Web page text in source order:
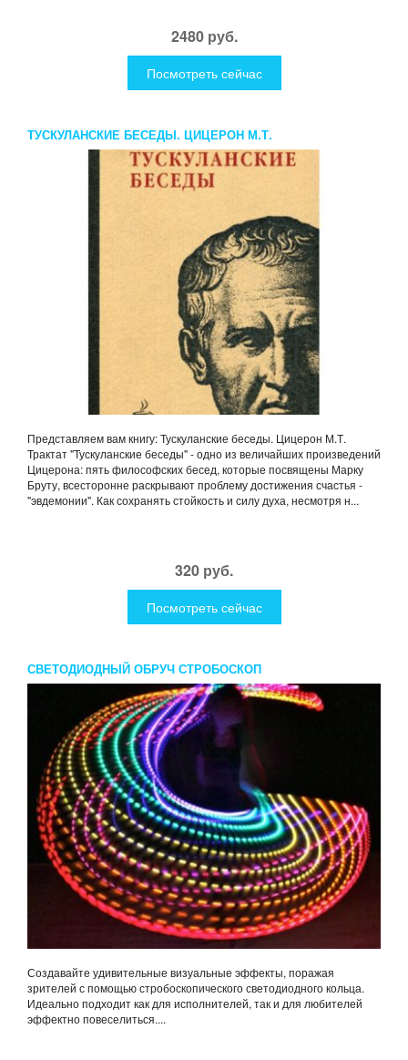
2480 руб.
Посмотреть сейчас
ТУСКУЛАНСКИЕ БЕСЕДЫ. ЦИЦЕРОН М.Т.
Представляем вам книгу: Тускуланские беседы. Цицерон М.Т.
Трактат "Тускуланские беседы" - одно из величайших произведений
Цицерона: пять философских бесед, которые посвящены Марку
Бруту, всесторонне раскрывают проблему достижения счастья -
"эвдемонии". Как сохранять стойкость и силу духа, несмотря н...
320 руб.
Посмотреть сейчас
СВЕТОДИОДНЫЙ ОБРУЧ СТРОБОСКОП
Создавайте удивительные визуальные эффекты, поражая
зрителей с помощью стробоскопического светодиодного кольца.
Идеально подходит как для исполнителей, так и для любителей
эффектно повеселиться....